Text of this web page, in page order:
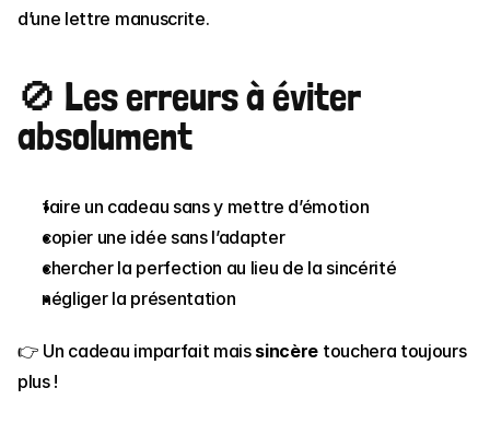
d’une lettre manuscrite.
🚫 Les erreurs à éviter
absolument
faire un cadeau sans y mettre d’émotion
copier une idée sans l’adapter
chercher la perfection au lieu de la sincérité
négliger la présentation
👉 Un cadeau imparfait mais sincère touchera toujours
plus !